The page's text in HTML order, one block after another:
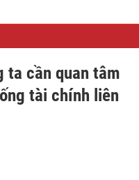
ta cần quan tâm
tài chính liên